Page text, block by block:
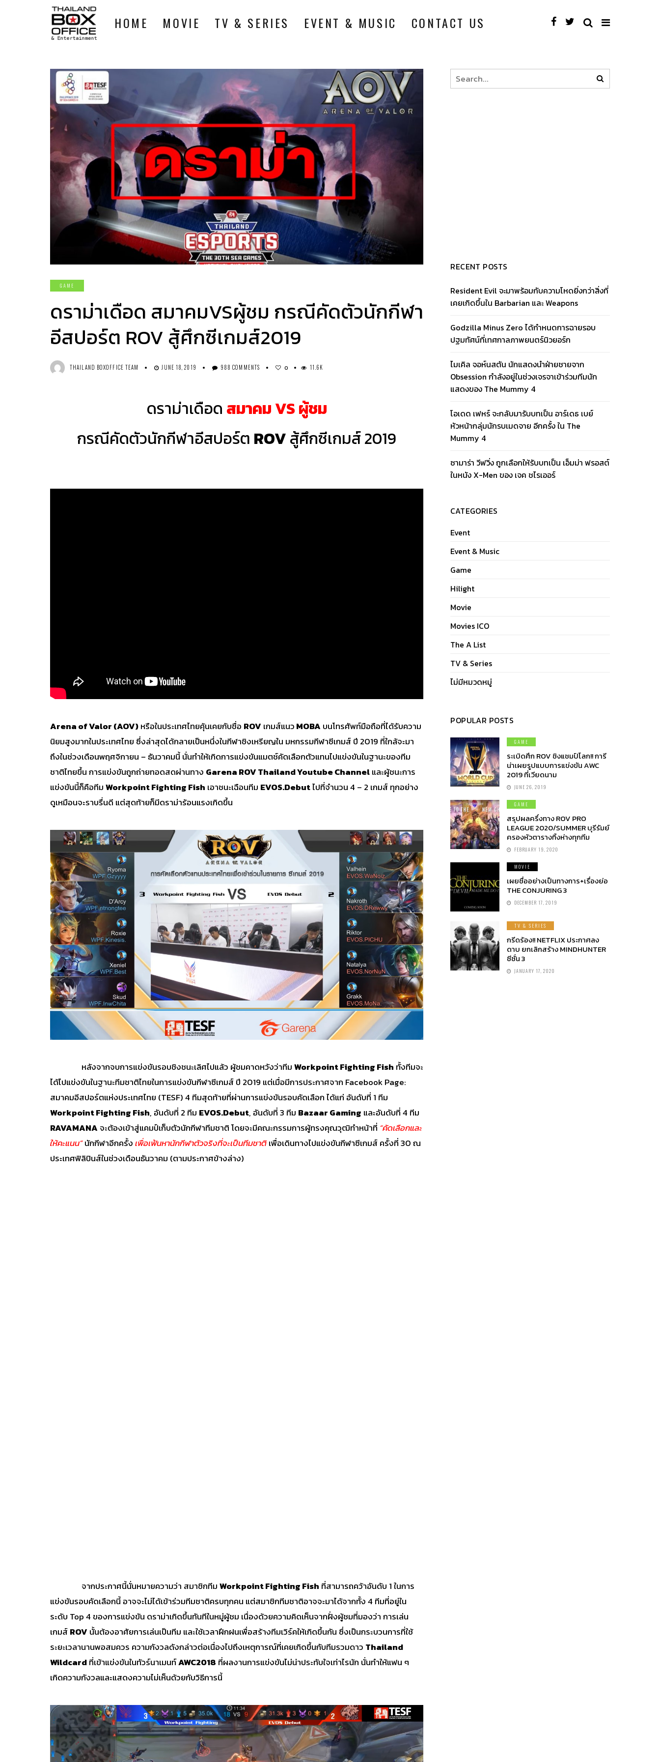
HOME MOVIE TV & SERIES EVENT & MUSIC CONTACT US
GAME
ดราม่าเดือด สมาคมVSผู้ชม กรณีคัดตัวนักกีฬา
อีสปอร์ต ROV สู้ศึกซีเกมส์2019
THAILAND BOXOFFICE TEAM JUNE 18, 2019 988 COMMENTS 0 11.6K
ดราม่าเดือด สมาคม VS ผู้ชม
กรณีคัดตัวนักกีฬาอีสปอร์ต ROVสู้ศึกซีเกมส์ 2019
Arena of Valor (AOV)หรือในประเทศไทยคุ้นเคยกับชื่อ ROV เกมส์แนวMOBA บนโทรศัพท์มือถือที่ได้รับความ
นิยมสูงมากในประเทศไทย ซึ่งล่าสุดได้กลายเป็นหนึ่งในกีฬาชิงเหรียญใน มหกรรมกีฬาซีเกมส์ ปี 2019 ที่ใกล้จะมา
ถึงในช่วงเดือนพฤศจิกายน – ธันวาคมนี้ นั่นทำให้เกิดการแข่งขันแมตช์คัดเลือกตัวแทนไปแข่งขันในฐานะของทีม
ชาติไทยขึ้น การแข่งขันถูกถ่ายทอดสดผ่านทาง Garena ROV Thailand Youtube Channelและผู้ชนะการ
แข่งขันนี้ก็คือทีมWorkpoint Fighting Fish เอาชนะเฉือนทีม EVOS.Debutไปที่จำนวน 4 – 2 เกมส์ ทุกอย่าง
ดูเหมือนจะราบรื่นดี แต่สุดท้ายก็มีดราม่าร้อนแรงเกิดขึ้น
หลังจากจบการแข่งขันรอบชิงชนะเลิศไปแล้ว ผู้ชมคาดหวังว่าทีมWorkpoint Fighting Fish ทั้งทีมจะ
ได้ไปแข่งขันในฐานะทีมชาติไทยในการแข่งขันกีฬาซีเกมส์ ปี 2019 แต่เมื่อมีการประกาศจาก Facebook Page:
สมาคมอีสปอร์ตแห่งประเทศไทย (TESF)4 ทีมสุดท้ายที่ผ่านการแข่งขันรอบคัดเลือก ได้แก่ อันดับที่ 1 ทีม
Workpoint Fighting Fish, อันดับที่ 2 ทีม EVOS.Debut, อันดับที่ 3 ทีม Bazaar Gaming และอันดับที่ 4 ทีม
RAVAMANAจะต้องเข้าสู่แคมป์เก็บตัวนักกีฬาทีมชาติ โดยจะมีคณะกรรมการผู้ทรงคุณวุฒิทำหน้าที่ “คัดเลือกและ
ให้คะแนน”นักกีฬาอีกครั้งเพื่อเฟ้นหานักกีฬาตัวจริงที่จะเป็นทีมชาติเพื่อเดินทางไปแข่งขันกีฬาซีเกมส์ ครั้งที่ 30 ณ
ประเทศฟิลิปินส์ในช่วงเดือนธันวาคม (ตามประกาศข้างล่าง)
จากประกาศนี้นั่นหมายความว่า สมาชิกทีมWorkpoint Fighting Fish ที่สามารถคว้าอันดับ 1 ในการ
แข่งขันรอบคัดเลือกนี้ อาจจะไม่ได้เข้าร่วมทีมชาติครบทุกคน แต่สมาชิกทีมชาติอาจจะมาได้จากทั้ง 4 ทีมที่อยู่ใน
ระดับ Top 4 ของการแข่งขัน ดราม่าเกิดขึ้นทันทีในหมู่ผู้ชม เนื่องด้วยความคิดเห็นจากฝั่งผู้ชมที่มองว่า การเล่น
เกมส์ROV นั้นต้องอาศัยการเล่นเป็นทีม และใช้เวลาฝึกฝนเพื่อสร้างทีมเวิร์คให้เกิดขึ้นกัน ซึ่งเป็นกระบวนการที่ใช้
ระยะเวลานานพอสมควร ความกังวลดังกล่าวต่อเนื่องไปถึงเหตุการณ์ที่เคยเกิดขึ้นกับทีมรวมดาว Thailand
Wildcardที่เข้าแข่งขันในทัวร์นาเมนท์AWC2018 ที่ผลงานการแข่งขันไม่น่าประทับใจเท่าไรนัก นั่นทำให้แฟน ๆ
เกิดความกังวลและแสดงความไม่เห็นด้วยกับวิธีการนี้
RECENT POSTS
Resident Evil จะมาพร้อมกับความโหดยิ่งกว่าสิ่งที่
เคยเกิดขึ้นใน Barbarian และ Weapons
Godzilla Minus Zero ได้กำหนดการฉายรอบ
ปฐมทัศน์ที่เทศกาลภาพยนตร์นิวยอร์ก
ไมเคิล จอห์นสตัน นักแสดงนำฝ่ายชายจาก
Obsession กำลังอยู่ในช่วงเจรจาเข้าร่วมทีมนัก
แสดงของ The Mummy 4
โอเดด เฟหร์ จะกลับมารับบทเป็น อาร์เดธ เบย์
หัวหน้ากลุ่มนักรบเมดจาย อีกครั้ง ใน The
Mummy 4
ซามาร่า วีฟวิ่ง ถูกเลือกให้รับบทเป็น เอ็มม่า ฟรอสต์
ในหนัง X-Men ของ เจค ชไรเออร์
CATEGORIES
Event
Event & Music
Game
Hilight
Movie
Movies ICO
The A List
TV & Series
ไม่มีหมวดหมู่
POPULAR POSTS
GAME
ระเบิดศึก ROV ชิงแชมป์โลก!! การี
น่าเผยรูปแบบการแข่งขัน AWC
2019 ที่เวียดนาม
JUNE 26, 2019
GAME
สรุปผลครึ่งทาง ROV PRO
LEAGUE 2020/SUMMER บุรีรัมย์
ครองหัวตารางทิ้งห่างทุกทีม
FEBRUARY 19, 2020
MOVIE
เผยชื่ออย่างเป็นทางการ+เรื่องย่อ
THE CONJURING 3
DECEMBER 17, 2019
TV & SERIES
กรีดร้อง!! NETFLIX ประกาศลง
ดาบ ยกเลิกสร้าง MINDHUNTER
ซีซั่น 3
JANUARY 17, 2020